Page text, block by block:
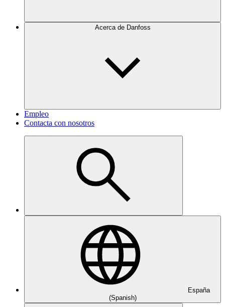
Acerca de Danfoss
Empleo
Contacta con nosotros
España
(Spanish)